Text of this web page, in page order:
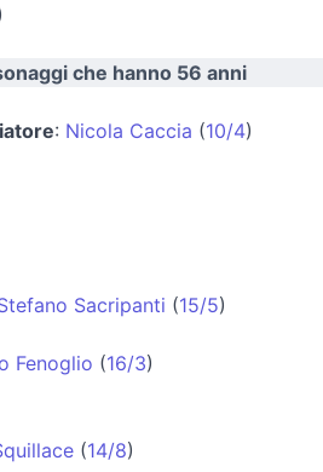
che hanno 56 anni
: Nicola Caccia (10/4)
Sacripanti (15/5)
Fenoglio (16/3)
(14/8)